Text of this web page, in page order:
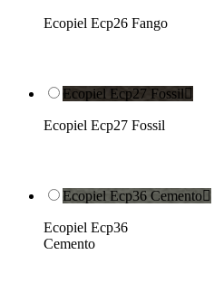
Ecopiel Ecp26 Fango
Ecopiel Ecp27 Fossil
Ecopiel Ecp27 Fossil
Ecopiel Ecp36 Cemento
Ecopiel Ecp36
Cemento